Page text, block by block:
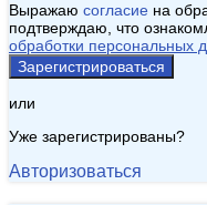
Выражаю согласие на
подтверждаю, что
обработки персональных
Зарегистрироваться
или
Уже зарегистрированы?
Авторизоваться